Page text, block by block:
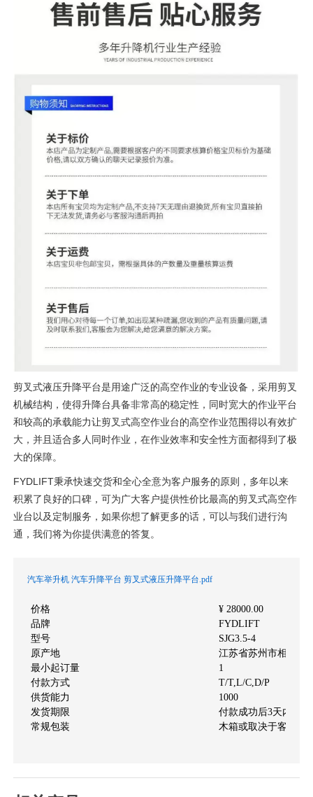
剪叉式液压升降平台是用途广泛的高空作业的专业设备，采用剪叉
机械结构，使得升降台具备非常高的稳定性，同时宽大的作业平台
和较高的承载能力让剪叉式高空作业台的高空作业范围得以有效扩
大，并且适合多人同时作业，在作业效率和安全性方面都得到了极
大的保障。
FYDLIFT秉承快速交货和全心全意为客户服务的原则，多年以来
积累了良好的口碑，可为广大客户提供性价比最高的剪叉式高空作
业台以及定制服务，如果你想了解更多的话，可以与我们进行沟
通，我们将为你提供满意的答复。
汽车举升机 汽车升降平台 剪叉式液压升降平台.pdf
价格
¥ 28000.00
品牌
FYDLIFT
型号
SJG3.5-4
原产地
江苏省苏州市相城区
最小起订量
1
付款方式
T/T,L/C,D/P
供货能力
1000
发货期限
付款成功后3天内安
常规包装
木箱或取决于客户的